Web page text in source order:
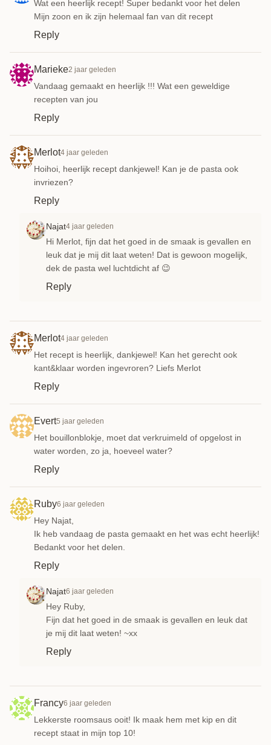
Wat een heerlijk recept! Super bedankt voor het delen
Mijn zoon en ik zijn helemaal fan van dit recept
Reply
Marieke2 jaar geleden
Vandaag gemaakt en heerlijk !!! Wat een geweldige
recepten van jou
Reply
Merlot4 jaar geleden
Hoihoi, heerlijk recept dankjewel! Kan je de pasta ook
invriezen?
Reply
Najat4 jaar geleden
Hi Merlot, fijn dat het goed in de smaak is gevallen en
leuk dat je mij dit laat weten! Dat is gewoon mogelijk,
dek de pasta wel luchtdicht af 😉
Reply
Merlot4 jaar geleden
Het recept is heerlijk, dankjewel! Kan het gerecht ook
kant&klaar worden ingevroren? Liefs Merlot
Reply
Evert5 jaar geleden
Het bouillonblokje, moet dat verkruimeld of opgelost in
water worden, zo ja, hoeveel water?
Reply
Ruby6 jaar geleden
Hey Najat,
Ik heb vandaag de pasta gemaakt en het was echt heerlijk!
Bedankt voor het delen.
Reply
Najat6 jaar geleden
Hey Ruby,
Fijn dat het goed in de smaak is gevallen en leuk dat
je mij dit laat weten! ~xx
Reply
Francy6 jaar geleden
Lekkerste roomsaus ooit! Ik maak hem met kip en dit
recept staat in mijn top 10!